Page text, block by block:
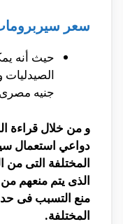
سعر سيربروماب
حيث أنه
جنيه مصرى
و من خلال قراءة
دواعي استعمال
المختلفة التى
الذى يتم منعهم
منع التسبب فى
المختلفة.